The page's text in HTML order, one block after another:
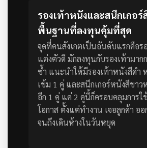
รองเท้าหนังและสนีกเกอร์
พื้นฐานที่ลงทุนคุ้มที่สุด
จุดที่คนสังเกตเป็นอันดับแรกคือร
แต่งตัวดี มักลงทุนกับรองเท้ามาก
ซ้ำ แนะนำให้มีรองเท้าหนังสีดำ
เข้ม 1 คู่ และสนีกเกอร์หนังสีขาว
อีก 1 คู่ แค่ 2 คู่นี้ก็ครอบคลุมการใ
โอกาส ตั้งแต่ทำงาน เจอลูกค้า อ
จนถึงเดินห้างในวันหยุด